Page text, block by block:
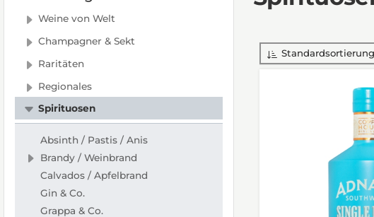
Standardsortierung
Weine von Welt
Champagner & Sekt
Raritäten
Regionales
Spirituosen
Absinth / Pastis / Anis
Brandy / Weinbrand
Calvados / Apfelbrand
Gin & Co.
Grappa & Co.